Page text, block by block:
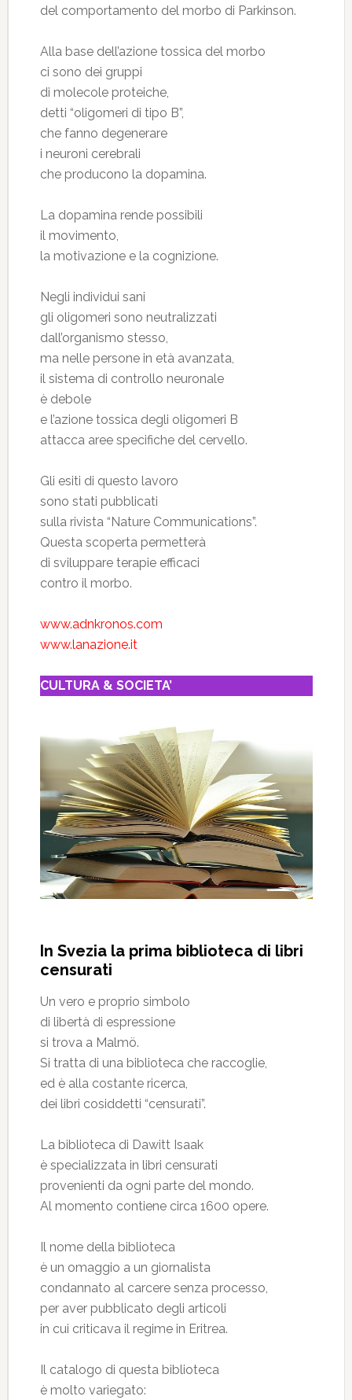
del comportamento del morbo di Parkinson.
Alla base dell’azione tossica del morbo
ci sono dei gruppi
di molecole proteiche,
detti “oligomeri di tipo B”,
che fanno degenerare
i neuroni cerebrali
che producono la dopamina.
La dopamina rende possibili
il movimento,
la motivazione e la cognizione.
Negli individui sani
gli oligomeri sono neutralizzati
dall’organismo stesso,
ma nelle persone in età avanzata,
il sistema di controllo neuronale
è debole
e l’azione tossica degli oligomeri B
attacca aree specifiche del cervello.
Gli esiti di questo lavoro
sono stati pubblicati
sulla rivista “Nature Communications”.
Questa scoperta permetterà
di sviluppare terapie efficaci
contro il morbo.
www.adnkronos.com
www.lanazione.it
CULTURA & SOCIETA’
In Svezia la prima biblioteca di libri
censurati
Un vero e proprio simbolo
di libertà di espressione
si trova a Malmö.
Si tratta di una biblioteca che raccoglie,
ed è alla costante ricerca,
dei libri cosiddetti “censurati”.
La biblioteca di Dawitt Isaak
è specializzata in libri censurati
provenienti da ogni parte del mondo.
Al momento contiene circa 1600 opere.
Il nome della biblioteca
è un omaggio a un giornalista
condannato al carcere senza processo,
per aver pubblicato degli articoli
in cui criticava il regime in Eritrea.
Il catalogo di questa biblioteca
è molto variegato: